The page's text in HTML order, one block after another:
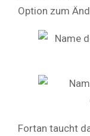
Option zum
Fortan taucht